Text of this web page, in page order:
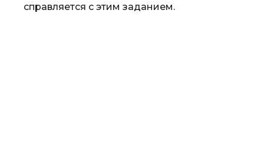
справляется с этим заданием.